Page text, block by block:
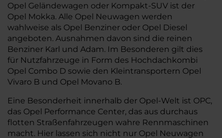
Opel Geländewagen oder Kompakt-SUV ist der
Opel Mokka. Alle Opel Neuwagen werden
wahlweise als Opel Benziner oder Opel Diesel
angeboten. Ausnahmen davon sind die reinen
Benziner Karl und Adam. Im Besonderen gilt dies
für Nutzfahrzeuge in Form des Hochdachkombi
Opel Combo D sowie den Kleintransportern Opel
Vivaro B und Opel Movano B.
Eine Besonderheit innerhalb der Opel-Welt ist OPC,
das Opel Performance Center, das aus durchaus
flotten Straßenfahrzeugen wahre Rennmaschinen
macht. Hier lassen sich nicht nur Opel Neuwagen